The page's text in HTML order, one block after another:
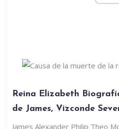
Reina Elizabeth
de James, Vizconde
James Alexander Philip Theo